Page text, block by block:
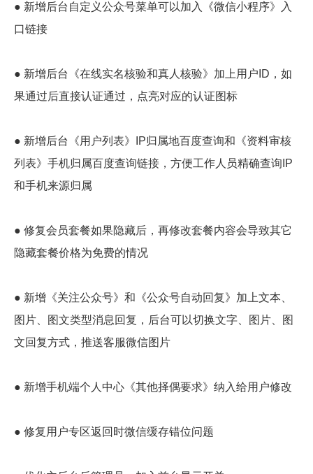
● 新增后台自定义公众号菜单可以加入《微信小程序》入
口链接
● 新增后台《在线实名核验和真人核验》加上用户ID，如
果通过后直接认证通过，点亮对应的认证图标
● 新增后台《用户列表》IP归属地百度查询和《资料审核
列表》手机归属百度查询链接，方便工作人员精确查询IP
和手机来源归属
● 修复会员套餐如果隐藏后，再修改套餐内容会导致其它
隐藏套餐价格为免费的情况
● 新增《关注公众号》和《公众号自动回复》加上文本、
图片、图文类型消息回复，后台可以切换文字、图片、图
文回复方式，推送客服微信图片
● 新增手机端个人中心《其他择偶要求》纳入给用户修改
● 修复用户专区返回时微信缓存错位问题